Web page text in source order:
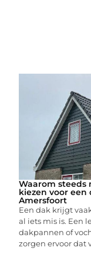
Waarom steeds
kiezen voor
Amersfoort
Een dak krijgt
al iets mis is. Een
dakpannen of
zorgen ervoor dat